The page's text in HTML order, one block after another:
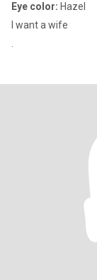
Eye color: Hazel
I want a wife